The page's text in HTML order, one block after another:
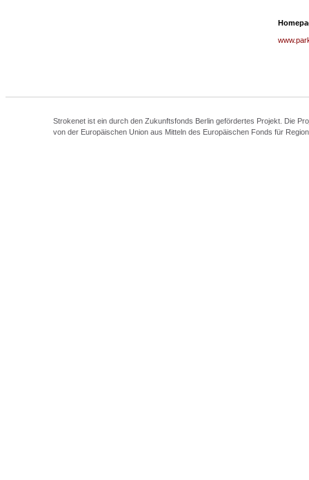
Strokenet ist ein durch den Zukunftsfonds Berlin gefördertes Projekt. Die
von der Europäischen Union aus Mitteln des Europäischen Fonds für